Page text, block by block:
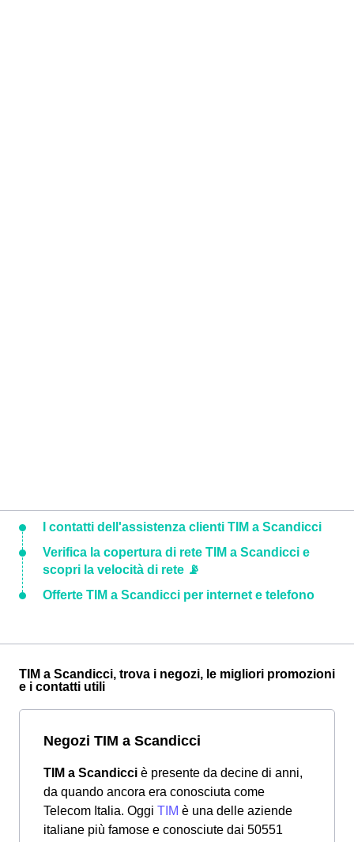
I contatti dell'assistenza clienti TIM a Scandicci
Verifica la copertura di rete TIM a Scandicci e
scopri la velocità di rete 📡
Offerte TIM a Scandicci per internet e telefono
TIM a Scandicci, trova i negozi, le migliori promozioni
e i contatti utili
Negozi TIM a Scandicci
TIM a Scandicci è presente da decine di anni,
da quando ancora era conosciuta come
Telecom Italia. Oggi TIM è una delle aziende
italiane più famose e conosciute dai 50551